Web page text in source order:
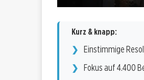
Kurz & knapp:
Einstimmige
Fokus auf 4.400